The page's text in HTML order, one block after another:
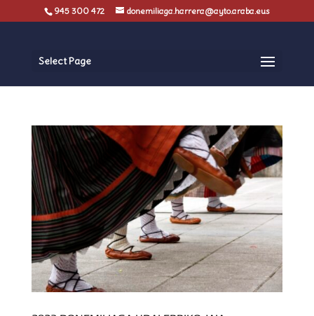
945 300 472 donemiliaga.harrera@ayto.araba.eus
Select Page